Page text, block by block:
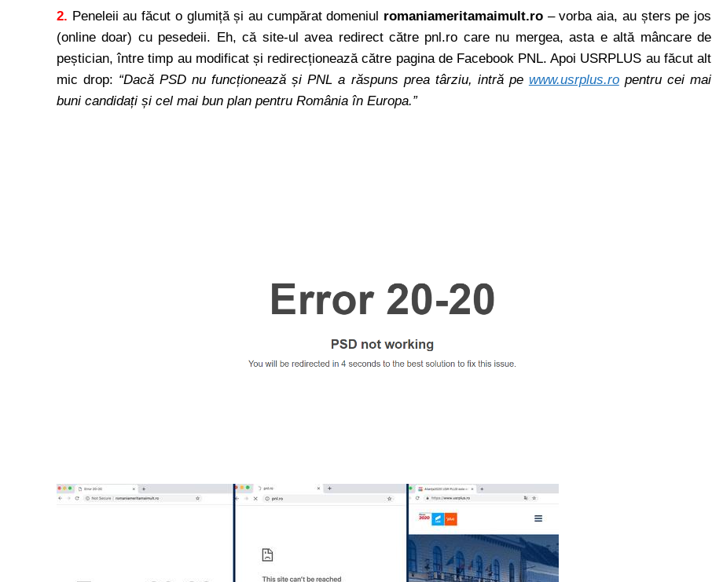
2. Peneleii au făcut o glumiță și au cumpărat domeniul romaniameritamaimult.ro – vorba aia, au șters pe jos
(online doar) cu pesedeii. Eh, că site-ul avea redirect către pnl.ro care nu mergea, asta e altă mâncare de
peștician, între timp au modificat și redirecționează către pagina de Facebook PNL. Apoi USRPLUS au făcut alt
mic drop: “Dacă PSD nu funcționează și PNL a răspuns prea târziu, intră pe www.usrplus.ropentru cei mai
buni candidați și cel mai bun plan pentru România în Europa.”